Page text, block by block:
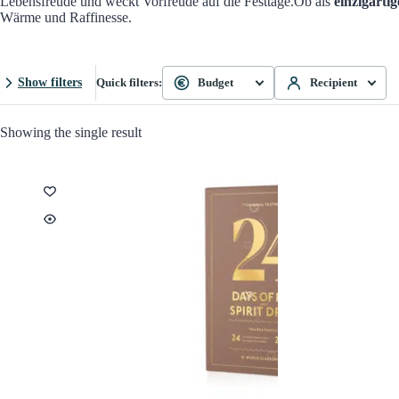
Wärme und Raffinesse.
Show filters Quick filters: Budget Recipient
Showing the single result